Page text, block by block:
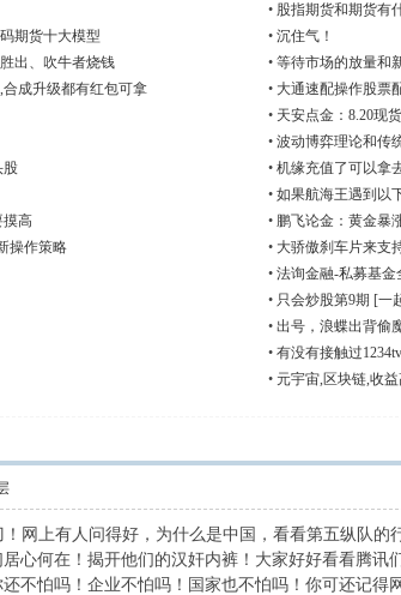
• 股指期货和期货有
期货十大模型
• 沉住气！
出、吹牛者烧钱
• 等待市场的放量和
成升级都有红包可拿
• 大通速配操作股票
• 天安点金：8.20现
• 波动博弈理论和传
股
• 机缘充值了可以拿
• 如果航海王遇到以
摸高
• 鹏飞论金：黄金暴
操作策略
• 大骄傲刹车片来支
• 法询金融-私募基金
• 只会炒股第9期 [一
• 出号，浪蝶出背偷
• 有没有接触过
• 元宇宙,区块链,收
网上有人问得好，为什么是中国，看看第五纵队
心何在！揭开他们的汉奸内裤！大家好好看看腾
不怕吗！企业不怕吗！国家也不怕吗！你可还记